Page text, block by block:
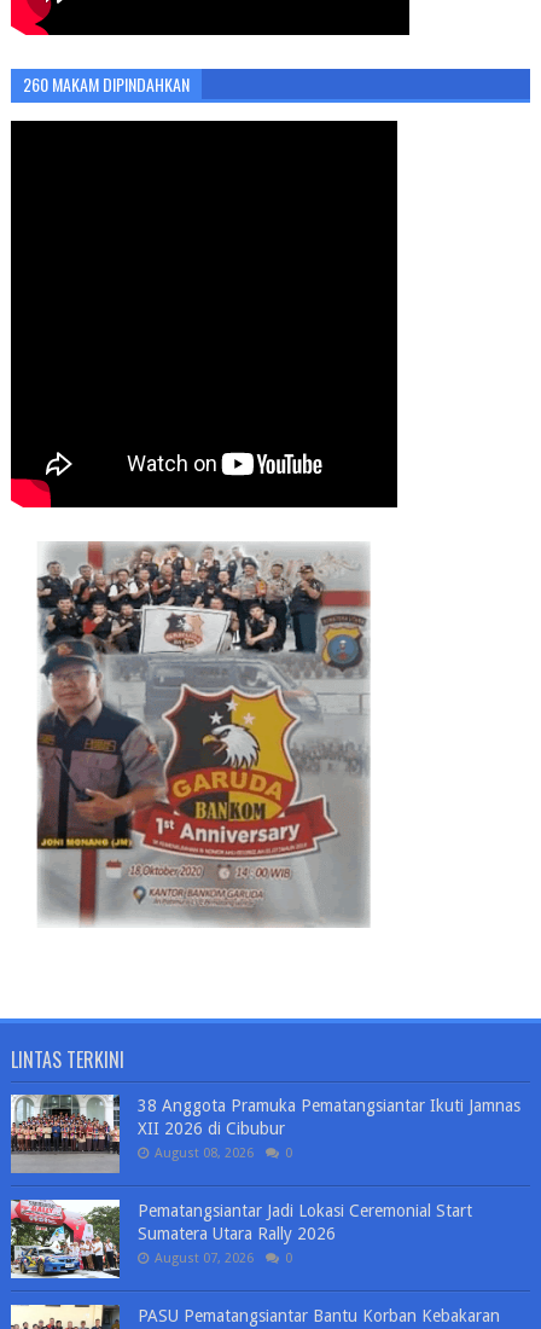
260 MAKAM DIPINDAHKAN
LINTAS TERKINI
38 Anggota Pramuka Pematangsiantar Ikuti Jamnas
XII 2026 di Cibubur
August 08, 2026 0
Pematangsiantar Jadi Lokasi Ceremonial Start
Sumatera Utara Rally 2026
August 07, 2026 0
PASU Pematangsiantar Bantu Korban Kebakaran